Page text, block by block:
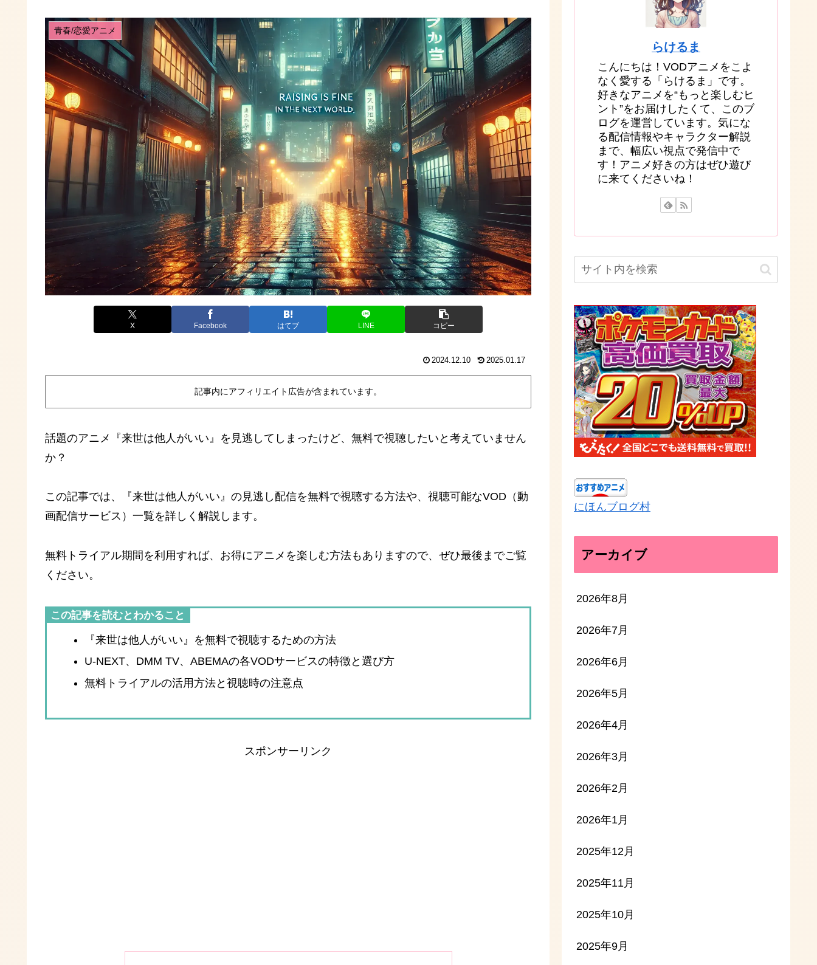
青春/恋愛アニメ
X Facebook はてブ LINE コピー
2024.12.10 2025.01.17
記事内にアフィリエイト広告が含まれています。
話題のアニメ『来世は他人がいい』を見逃してしまったけど、無料で視聴したいと考えていません
か？
この記事では、『来世は他人がいい』の見逃し配信を無料で視聴する方法や、視聴可能なVOD（動
画配信サービス）一覧を詳しく解説します。
無料トライアル期間を利用すれば、お得にアニメを楽しむ方法もありますので、ぜひ最後までご覧
ください。
この記事を読むとわかること
『来世は他人がいい』を無料で視聴するための方法
U-NEXT、DMM TV、ABEMAの各VODサービスの特徴と選び方
無料トライアルの活用方法と視聴時の注意点
スポンサーリンク
らけるま
こんにちは！VODアニメをこよ
なく愛する「らけるま」です。
好きなアニメを“もっと楽しむヒ
ント”をお届けしたくて、このブ
ログを運営しています。気にな
る配信情報やキャラクター解説
まで、幅広い視点で発信中で
す！アニメ好きの方はぜひ遊び
に来てくださいね！
にほんブログ村
アーカイブ
2026年8月
2026年7月
2026年6月
2026年5月
2026年4月
2026年3月
2026年2月
2026年1月
2025年12月
2025年11月
2025年10月
2025年9月